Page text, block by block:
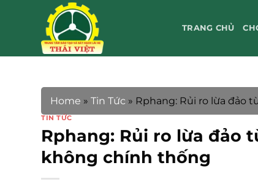
TRANG CHỦ
Home » Tin Tức » Rphang: Rủi ro lừa đảo
TIN TỨC
Rphang: Rủi ro lừa đảo
không chính thống